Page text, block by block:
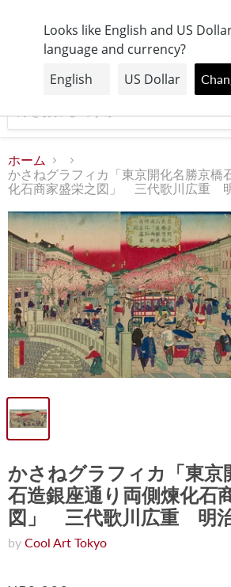
ー
ホーム
かさねグラフィカ「東京開化名勝京橋
化石商家盛栄之図」 三代歌川広重
かさねグラフィカ「東京
石造銀座通り両側煉化石
図」 三代歌川広重 明
by Cool Art Tokyo
Looks like English and US
language and currency?